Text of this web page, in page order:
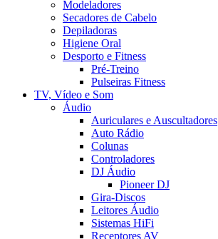
Modeladores
Secadores de Cabelo
Depiladoras
Higiene Oral
Desporto e Fitness
Pré-Treino
Pulseiras Fitness
TV, Vídeo e Som
Áudio
Auriculares e Auscultadores
Auto Rádio
Colunas
Controladores
DJ Áudio
Pioneer DJ
Gira-Discos
Leitores Áudio
Sistemas HiFi
Receptores AV